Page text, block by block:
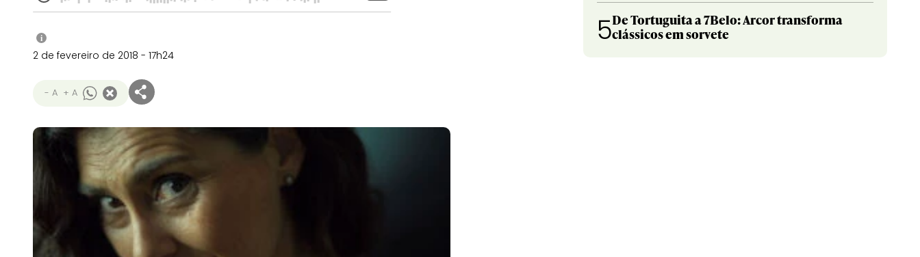
i
2 de fevereiro de 2018 - 17h24
- A + A
5De Tortuguita a 7Belo: Arcor transforma
clássicos em sorvete